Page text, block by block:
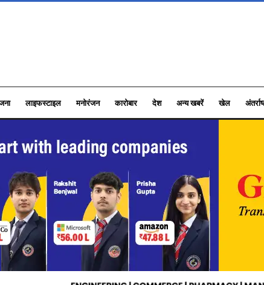
लाइफस्टाइल मनोरंजन कारोबार देश अन्य खबरें खेल